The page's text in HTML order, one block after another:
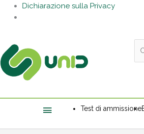
Dichiarazione sulla Privacy
l'header
Test di ammissione